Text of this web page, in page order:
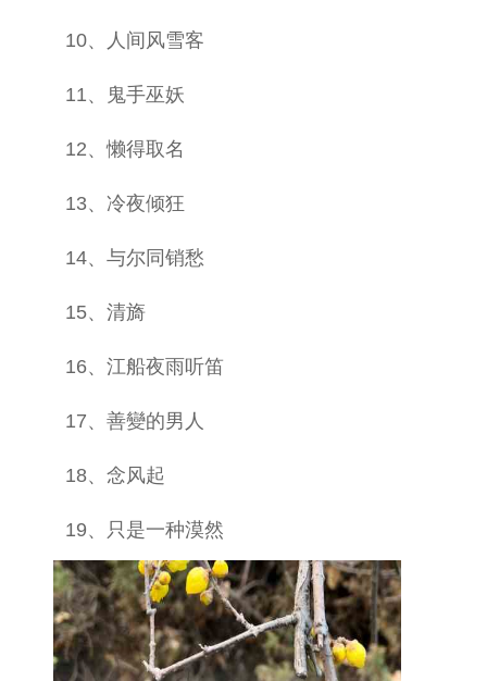
10、人间风雪客
11、鬼手巫妖
12、懒得取名
13、冷夜倾狂
14、与尔同销愁
15、清旖
16、江船夜雨听笛
17、善變的男人
18、念风起
19、只是一种漠然